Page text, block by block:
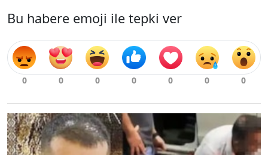
Bu habere emoji ile tepki ver